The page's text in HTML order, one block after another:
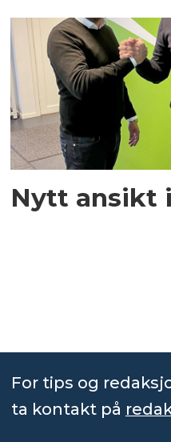
Nytt ansikt
For tips og
ta kontakt på